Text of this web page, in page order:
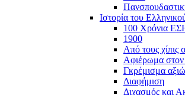
Ιστορία του
100 Χρόνια
1900
Από τους χίπις
Αφιέρωμα στον
Γκρέμισμα
Διαφήμιση
Διχασμός και